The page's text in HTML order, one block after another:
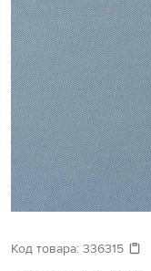
Код товара: 336315